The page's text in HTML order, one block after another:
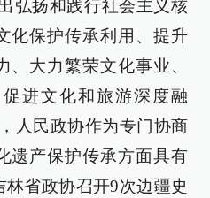
弘扬和践行社会主义核
化保护传承利用、提升
、大力繁荣文化事业、
进文化和旅游深度融
人民政协作为专门协商
遗产保护传承方面具有
省政协召开9次边疆史